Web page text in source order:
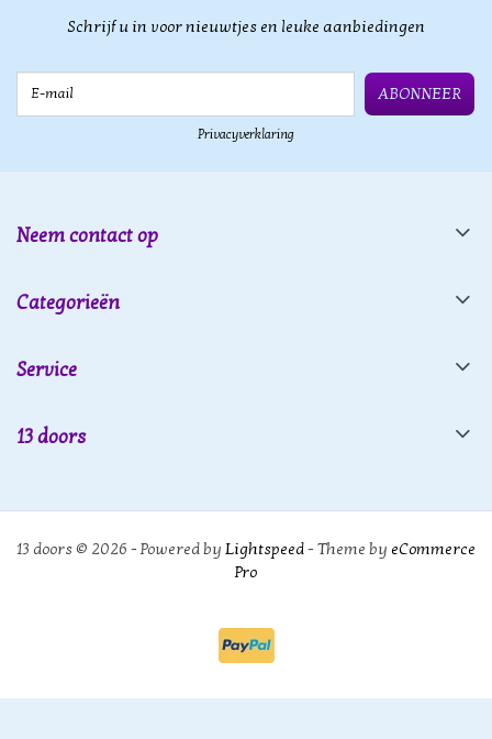
Schrijf u in voor nieuwtjes en leuke aanbiedingen
ABONNEER
Privacyverklaring
Neem contact op
Categorieën
Service
13 doors
13 doors © 2026 - Powered by Lightspeed- Theme by eCommerce
Pro